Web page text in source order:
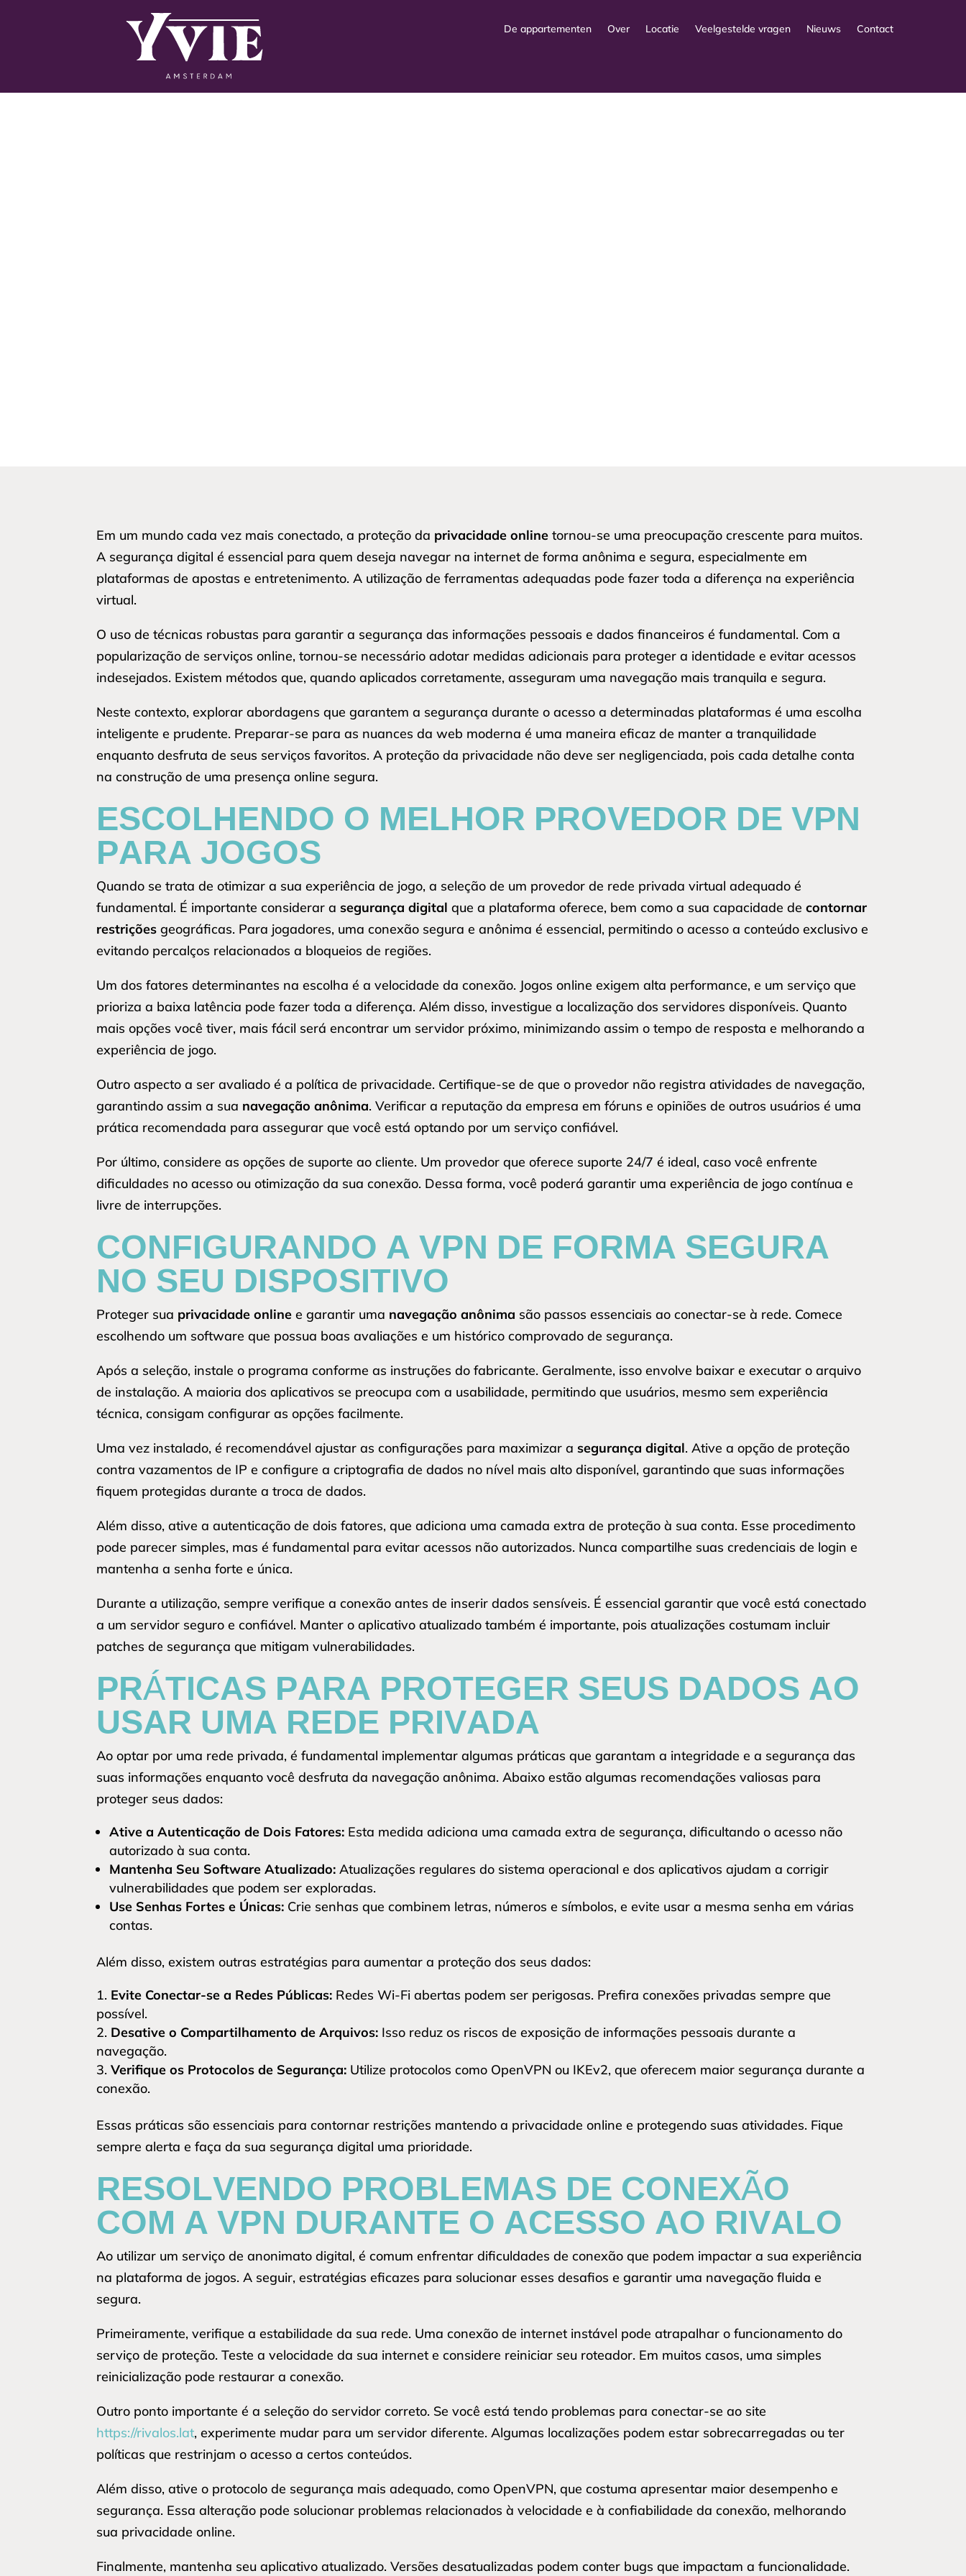
De appartementen Over Locatie Veelgestelde vragen Nieuws Contact
Em um mundo cada vez mais conectado, a proteção da privacidade online tornou-se uma preocupação crescente para muitos.
A segurança digital é essencial para quem deseja navegar na internet de forma anônima e segura, especialmente em
plataformas de apostas e entretenimento. A utilização de ferramentas adequadas pode fazer toda a diferença na experiência
virtual.
O uso de técnicas robustas para garantir a segurança das informações pessoais e dados financeiros é fundamental. Com a
popularização de serviços online, tornou-se necessário adotar medidas adicionais para proteger a identidade e evitar acessos
indesejados. Existem métodos que, quando aplicados corretamente, asseguram uma navegação mais tranquila e segura.
Neste contexto, explorar abordagens que garantem a segurança durante o acesso a determinadas plataformas é uma escolha
inteligente e prudente. Preparar-se para as nuances da web moderna é uma maneira eficaz de manter a tranquilidade
enquanto desfruta de seus serviços favoritos. A proteção da privacidade não deve ser negligenciada, pois cada detalhe conta
na construção de uma presença online segura.
ESCOLHENDO O MELHOR PROVEDOR DE VPN
PARA JOGOS
Quando se trata de otimizar a sua experiência de jogo, a seleção de um provedor de rede privada virtual adequado é
fundamental. É importante considerar a segurança digital que a plataforma oferece, bem como a sua capacidade decontornar
restrições geográficas. Para jogadores, uma conexão segura e anônima é essencial, permitindo o acesso a conteúdo exclusivo e
evitando percalços relacionados a bloqueios de regiões.
Um dos fatores determinantes na escolha é a velocidade da conexão. Jogos online exigem alta performance, e um serviço que
prioriza a baixa latência pode fazer toda a diferença. Além disso, investigue a localização dos servidores disponíveis. Quanto
mais opções você tiver, mais fácil será encontrar um servidor próximo, minimizando assim o tempo de resposta e melhorando a
experiência de jogo.
Outro aspecto a ser avaliado é a política de privacidade. Certifique-se de que o provedor não registra atividades de navegação,
garantindo assim a sua navegação anônima. Verificar a reputação da empresa em fóruns e opiniões de outros usuários é uma
prática recomendada para assegurar que você está optando por um serviço confiável.
Por último, considere as opções de suporte ao cliente. Um provedor que oferece suporte 24/7 é ideal, caso você enfrente
dificuldades no acesso ou otimização da sua conexão. Dessa forma, você poderá garantir uma experiência de jogo contínua e
livre de interrupções.
CONFIGURANDO A VPN DE FORMA SEGURA
NO SEU DISPOSITIVO
Proteger sua privacidade online e garantir uma navegação anônima são passos essenciais ao conectar-se à rede. Comece
escolhendo um software que possua boas avaliações e um histórico comprovado de segurança.
Após a seleção, instale o programa conforme as instruções do fabricante. Geralmente, isso envolve baixar e executar o arquivo
de instalação. A maioria dos aplicativos se preocupa com a usabilidade, permitindo que usuários, mesmo sem experiência
técnica, consigam configurar as opções facilmente.
Uma vez instalado, é recomendável ajustar as configurações para maximizar a segurança digital. Ative a opção de proteção
contra vazamentos de IP e configure a criptografia de dados no nível mais alto disponível, garantindo que suas informações
fiquem protegidas durante a troca de dados.
Além disso, ative a autenticação de dois fatores, que adiciona uma camada extra de proteção à sua conta. Esse procedimento
pode parecer simples, mas é fundamental para evitar acessos não autorizados. Nunca compartilhe suas credenciais de login e
mantenha a senha forte e única.
Durante a utilização, sempre verifique a conexão antes de inserir dados sensíveis. É essencial garantir que você está conectado
a um servidor seguro e confiável. Manter o aplicativo atualizado também é importante, pois atualizações costumam incluir
patches de segurança que mitigam vulnerabilidades.
PRÁTICAS PARA PROTEGER SEUS DADOS AO
USAR UMA REDE PRIVADA
Ao optar por uma rede privada, é fundamental implementar algumas práticas que garantam a integridade e a segurança das
suas informações enquanto você desfruta da navegação anônima. Abaixo estão algumas recomendações valiosas para
proteger seus dados:
Ative a Autenticação de Dois Fatores: Esta medida adiciona uma camada extra de segurança, dificultando o acesso não
autorizado à sua conta.
Mantenha Seu Software Atualizado: Atualizações regulares do sistema operacional e dos aplicativos ajudam a corrigir
vulnerabilidades que podem ser exploradas.
Use Senhas Fortes e Únicas: Crie senhas que combinem letras, números e símbolos, e evite usar a mesma senha em várias
contas.
Além disso, existem outras estratégias para aumentar a proteção dos seus dados:
Evite Conectar-se a Redes Públicas: Redes Wi-Fi abertas podem ser perigosas. Prefira conexões privadas sempre que
possível.
Desative o Compartilhamento de Arquivos: Isso reduz os riscos de exposição de informações pessoais durante a
navegação.
Verifique os Protocolos de Segurança: Utilize protocolos como OpenVPN ou IKEv2, que oferecem maior segurança durante a
conexão.
Essas práticas são essenciais para contornar restrições mantendo a privacidade online e protegendo suas atividades. Fique
sempre alerta e faça da sua segurança digital uma prioridade.
RESOLVENDO PROBLEMAS DE CONEXÃO
COM A VPN DURANTE O ACESSO AO RIVALO
Ao utilizar um serviço de anonimato digital, é comum enfrentar dificuldades de conexão que podem impactar a sua experiência
na plataforma de jogos. A seguir, estratégias eficazes para solucionar esses desafios e garantir uma navegação fluida e
segura.
Primeiramente, verifique a estabilidade da sua rede. Uma conexão de internet instável pode atrapalhar o funcionamento do
serviço de proteção. Teste a velocidade da sua internet e considere reiniciar seu roteador. Em muitos casos, uma simples
reinicialização pode restaurar a conexão.
Outro ponto importante é a seleção do servidor correto. Se você está tendo problemas para conectar-se ao site
https://rivalos.lat, experimente mudar para um servidor diferente. Algumas localizações podem estar sobrecarregadas ou ter
políticas que restrinjam o acesso a certos conteúdos.
Além disso, ative o protocolo de segurança mais adequado, como OpenVPN, que costuma apresentar maior desempenho e
segurança. Essa alteração pode solucionar problemas relacionados à velocidade e à confiabilidade da conexão, melhorando
sua privacidade online.
Finalmente, mantenha seu aplicativo atualizado. Versões desatualizadas podem conter bugs que impactam a funcionalidade.